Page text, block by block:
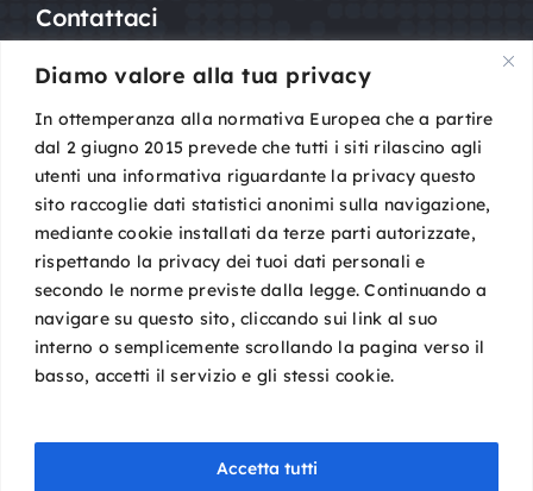
Diamo valore alla tua privacy
In ottemperanza alla normativa Europea che a partire
dal 2 giugno 2015 prevede che tutti i siti rilascino agli
utenti una informativa riguardante la privacy questo
sito raccoglie dati statistici anonimi sulla navigazione,
mediante cookie installati da terze parti autorizzate,
rispettando la privacy dei tuoi dati personali e
secondo le norme previste dalla legge. Continuando a
navigare su questo sito, cliccando sui link al suo
interno o semplicemente scrollando la pagina verso il
basso, accetti il servizio e gli stessi cookie.
Accetta tutti
Contattaci
Mail:segreteria@sigot.org
PEC:sigot@pec.it
c/o Planning Congressi,
Via Guelfa, 9
40138 Bologna
Cod. Fisc. 96081590588
P. IVA 02149801009